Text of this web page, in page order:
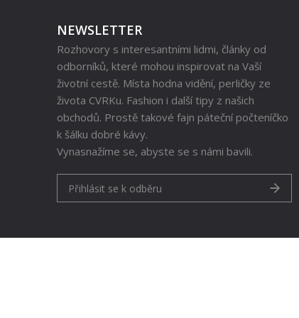
NEWSLETTER
Rozhovory s interesantními lidmi, články od
odborníků, které mohou inspirovat na Vaší
životní cestě. Místa hodna vidění, perličky ze
života CVRKu. Fashion i další tipy z našich
obchodů. Prostě takové fajn páteční počteníčko
k šálku dobré kávy.
Vynasnažíme se, abyste se s námi bavili.
Přihlásit se k odběru